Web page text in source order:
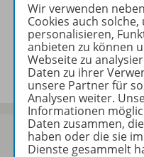
Wir verwenden
Cookies auch
personalisieren,
anbieten zu können
Webseite zu
Daten zu ihrer
unsere Partner für
Analysen weiter.
Informationen
Daten zusammen,
haben oder die sie
Dienste gesammelt